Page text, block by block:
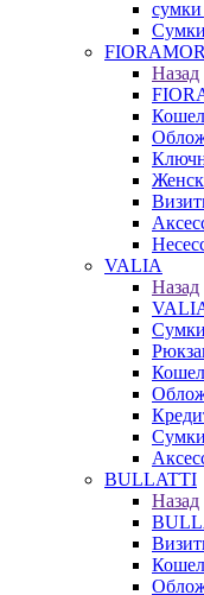
Назад
VALIA
Назад
BULLATTI
Назад